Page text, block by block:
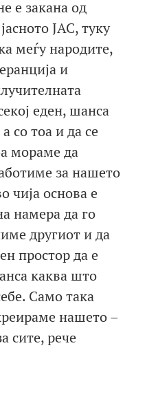
е закана од
ЈАС, туку
меѓу народите,
и
еден, шанса
со тоа и да се
мораме да
за нашето
чија основа е
намера да го
другиот и да
простор да е
каква што
Само така
нашето –
сите, рече